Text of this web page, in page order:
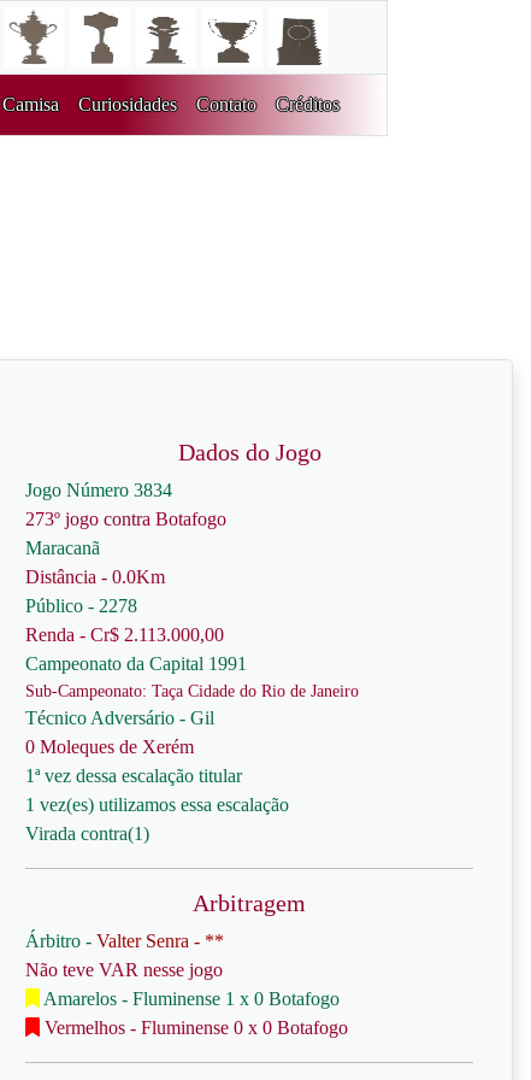
Camisa Curiosidades Contato Créditos
Dados do Jogo
Jogo Número 3834
273º jogo contra Botafogo
Maracanã
Distância - 0.0Km
Público - 2278
Renda - Cr$ 2.113.000,00
Campeonato da Capital 1991
Sub-Campeonato: Taça Cidade do Rio de Janeiro
Técnico Adversário - Gil
0 Moleques de Xerém
1ª vez dessa escalação titular
1 vez(es) utilizamos essa escalação
Virada contra(1)
Arbitragem
Árbitro - Valter Senra - **
Não teve VAR nesse jogo
Amarelos - Fluminense 1 x 0 Botafogo
Vermelhos - Fluminense 0 x 0 Botafogo